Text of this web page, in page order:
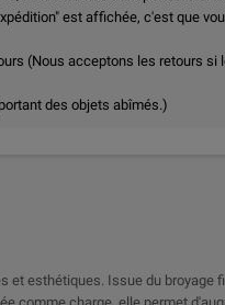
est affichée, c'est que
(Nous acceptons les retours
des objets abîmés.)
esthétiques. Issue du